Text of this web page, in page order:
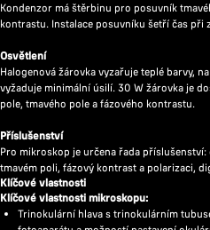
Kondenzor má štěrbinu pro posuvník
kontrastu. Instalace posuvníku šetří čas při
Osvětlení
Halogenová žárovka vyzařuje teplé barvy,
vyžaduje minimální úsilí. 30 W žárovka je
pole, tmavého pole a fázového kontrastu.
Příslušenství
Pro mikroskop je určena řada
tmavém poli, fázový kontrast a polarizaci,
Klíčové vlastnosti
Klíčové vlastnosti mikroskopu:
Trinokulární hlava s trinokulárním